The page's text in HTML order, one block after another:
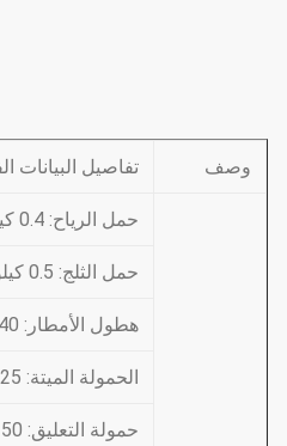
وصف تفاصيل البيانات
حمل الرياح: 0.4 كيلو نيوتن / متر مربع
حمل الثلج: 0.5 كيلو نيوتن / متر مربع
هطول الأمطار: 140 مم / ساعة
الحمولة الميتة: 25 كجم / م²
حمولة التعليق: 50 كجم / م²